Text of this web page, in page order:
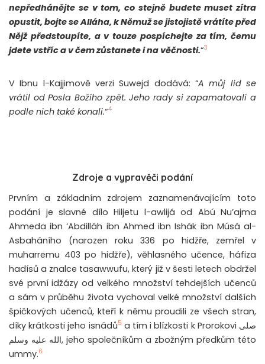
nepředhánějte se v tom, co stejně budete muset zítra
opustit, bojte se Alláha, k Němuž se jistojistě vrátíte před
Nějž předstoupíte, a v touze pospíchejte za tím, čemu
jdete vstříc a v čem zůstanete i na věčnosti.“3
V Ibnu l-Kajjimově verzi Suwejd dodává: “A můj lid se
vrátil od Posla Božího zpět. Jeho rady si zapamatovali a
podle nich také konali.“4
Zdroje a vypravěči podání
Prvním a základním zdrojem zaznamenávajícím toto
podání je slavné dílo Hiljetu l-awlijá od Abú Nu’ajma
Ahmeda ibn ‘Abdilláh ibn Ahmed ibn Ishák ibn Músá al-
Asbaháního (narozen roku 336 po hidžře, zemřel v
muharremu 403 po hidžře), věhlasného učence, háfiza
hadísů a znalce tasawwufu, který již v šesti letech obdržel
své první idžázy od velkého množství tehdejších učenců
a sám v průběhu života vychoval velké množství dalších
špičkových učenců, kteří k němu proudili ze všech stran,
díky krátkosti jeho isnádů5 a tím i blízkosti k Prorokovi صلى
الله عليه وسلم, jeho společníkům a zbožným předkům této
ummy.6